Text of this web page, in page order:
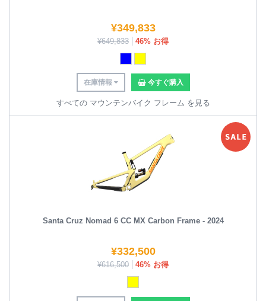
¥349,833
¥649,833 46% お得
在庫情報 今すぐ購入
すべての マウンテンバイク フレーム を見る
Santa Cruz Nomad 6 CC MX Carbon Frame - 2024
¥332,500
¥616,500 46% お得